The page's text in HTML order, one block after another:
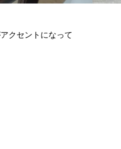
クセントになって